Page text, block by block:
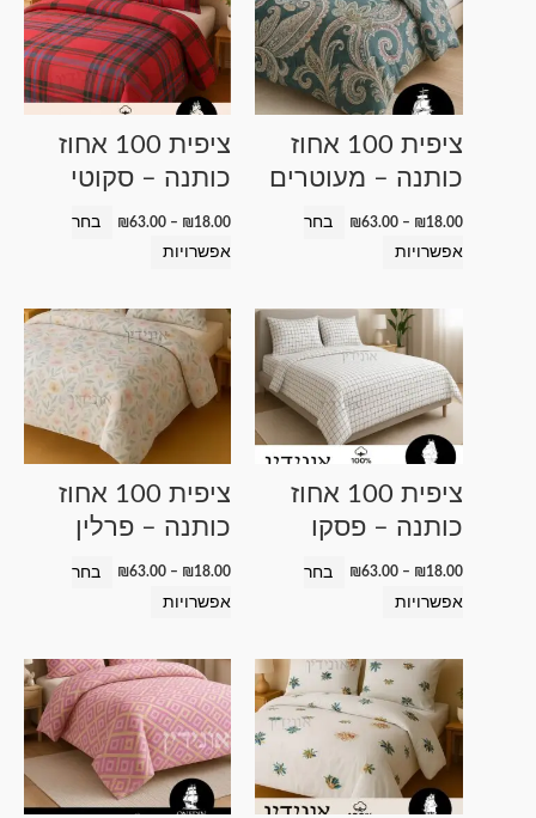
ציפית 100 אחוז
כותנה – מעוטרים
₪18.00
–
₪63.00
⁦₪18.00⁩
עד
⁦₪63.00⁩
בחר
אפשרויות
יש
מספר
סוגים.
לבחור
את
האפשרויות
ציפית 100 אחוז
כותנה – סקוטי
₪18.00
–
₪63.00
⁦₪18.00⁩
עד
⁦₪63.00⁩
בחר
אפשרויות
יש
מספר
סוגים.
לבחור
את
האפשרויות
ציפית 100 אחוז
כותנה – פסקו
₪ 18.00
–
₪63.00
טווח
מחירים:
⁦₪18.00⁩
עד
בחר
אפשרויות
למוצר
זה
יש
מספר
סוגים.
לבחור
את
האפשרויות
ציפית 100 אחוז
כותנה – פרלין
₪ 18.00
–
₪63.00
טווח
מחירים:
עד
בחר
אפשרויות
למוצר
זה
יש
מספר
סוגים.
לבחור
את
האפשרויות
טווח
מחירים:
⁦₪18.00⁩
עד
⁦₪63.00⁩
למוצר
זה
יש
מספר
סוגים.
טווח
מחירים:
⁦₪18.00⁩
עד
למוצר
זה
יש
מספר
סוגים.